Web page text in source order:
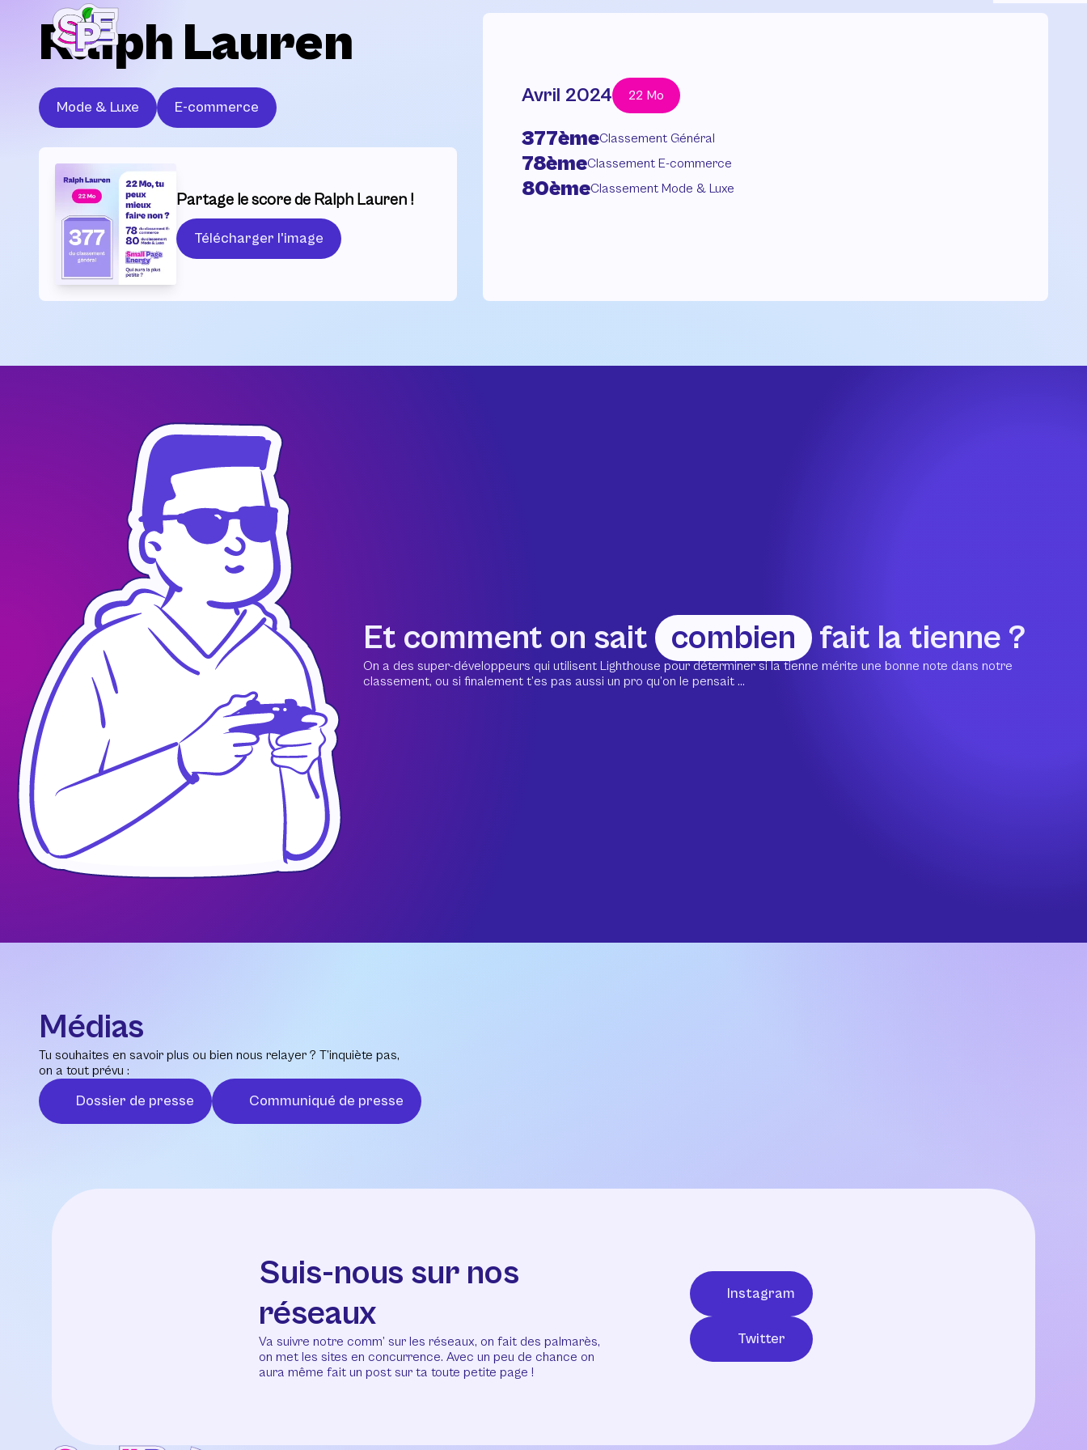
Ralph Lauren
Mode & Luxe E-commerce
Partage le score de Ralph Lauren !
Télécharger l'image
Avril 2024 22 Mo
377èmeClassement Général
78èmeClassement E-commerce
80èmeClassement Mode & Luxe
Et comment on sait combien fait la tienne ?
On a des super-développeurs qui utilisent Lighthouse pour déterminer si la tienne mérite une bonne note dans notre
classement, ou si finalement t’es pas aussi un pro qu’on le pensait ...
Médias
Tu souhaites en savoir plus ou bien nous relayer ? T’inquiète pas,
on a tout prévu :
Dossier de presse Communiqué de presse
Suis-nous sur nos
réseaux
Va suivre notre comm’ sur les réseaux, on fait des palmarès,
on met les sites en concurrence. Avec un peu de chance on
aura même fait un post sur ta toute petite page !
Instagram
Twitter